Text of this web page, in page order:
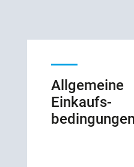
Allgemeine
Einkaufs­